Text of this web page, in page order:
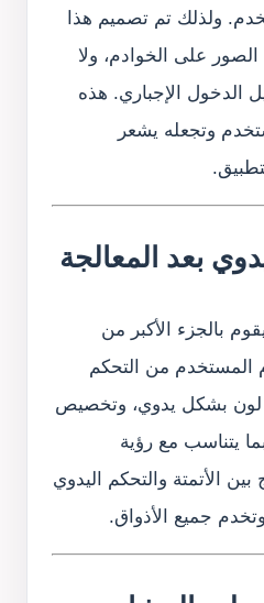
ولذلك تم تصميم هذا
على الخوادم، ولا
الإجباري. هذه
وتجعله يشعر
بعد المعالجة
بالجزء الأكبر من
المستخدم من التحكم
لون بشكل يدوي، وتخصيص
يتناسب مع رؤية
الأتمتة والتحكم اليدوي
جميع الأذواق.